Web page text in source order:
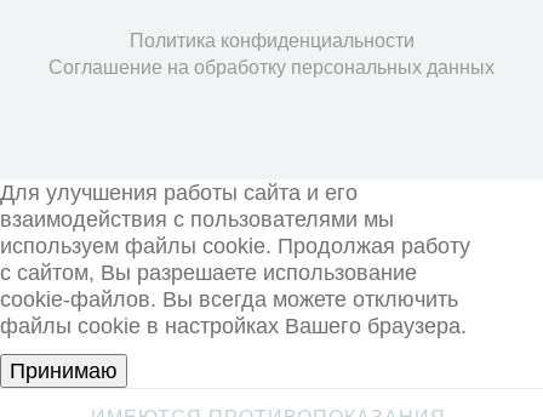
Политика конфиденциальности
Соглашение на обработку персональных данных
Для улучшения работы сайта и его
взаимодействия с пользователями мы
используем файлы cookie. Продолжая работу
с сайтом, Вы разрешаете использование
cookie-файлов. Вы всегда можете отключить
файлы cookie в настройках Вашего браузера.
Принимаю